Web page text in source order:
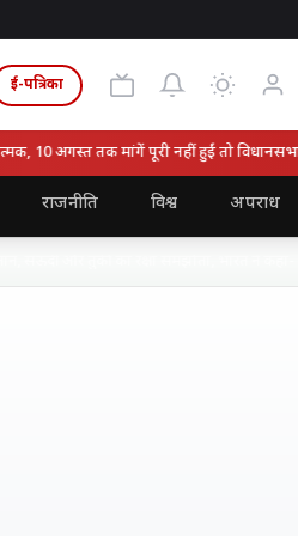
ई-पत्रिका
10 अगस्त तक मांगें पूरी नहीं हुईं तो विधानसभा
राजनीति विश्व अपराध
और तुर्की का रक्षा समझौता, भारत ने कहा-